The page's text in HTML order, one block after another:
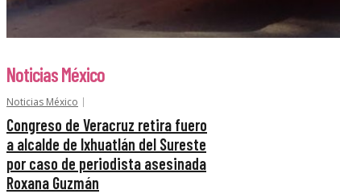
Noticias México
Noticias México
Congreso de Veracruz retira fuero
a alcalde de Ixhuatlán del Sureste
por caso de periodista asesinada
Roxana Guzmán